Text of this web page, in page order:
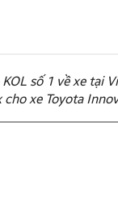
số 1 về xe tại
cho xe Toyota